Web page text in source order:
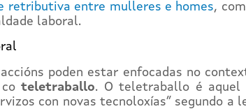
retributiva entre mulleres e homes,
laboral.
poden estar enfocadas no
coteletraballo. O teletraballo é aquel
con novas tecnoloxías” segundo a